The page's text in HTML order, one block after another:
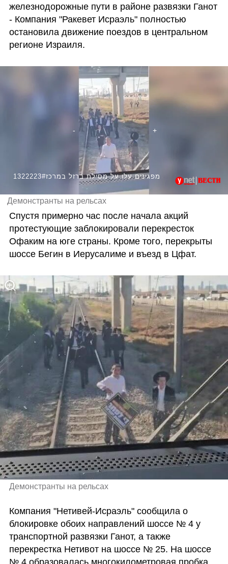
железнодорожные пути в районе развязки Ганот
- Компания "Ракевет Исраэль" полностью
остановила движение поездов в центральном
регионе Израиля.
1322223#מפגינים עלו על מסילת ברזל במרכז
Демонстранты на рельсах
Спустя примерно час после начала акций
протестующие заблокировали перекресток
Офаким на юге страны. Кроме того, перекрыты
шоссе Бегин в Иерусалиме и въезд в Цфат.
Демонстранты на рельсах
Компания "Нетивей-Исраэль" сообщила о
блокировке обоих направлений шоссе № 4 у
транспортной развязки Ганот, а также
перекрестка Нетивот на шоссе № 25. На шоссе
№ 4 образовалась многокилометровая пробка